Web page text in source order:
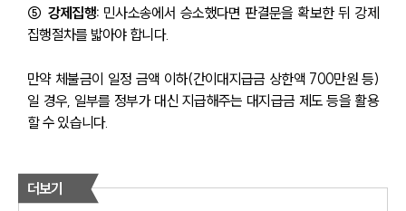
⑤ 강제집행: 민사소송에서 승소했다면 판결문을 확보한 뒤 강제
집행절차를 밟아야 합니다.
만약 체불금이 일정 금액 이하(간이대지급금 상한액 700만원 등)
일 경우, 일부를 정부가 대신 지급해주는 대지급금 제도 등을 활용
할 수 있습니다.
더보기